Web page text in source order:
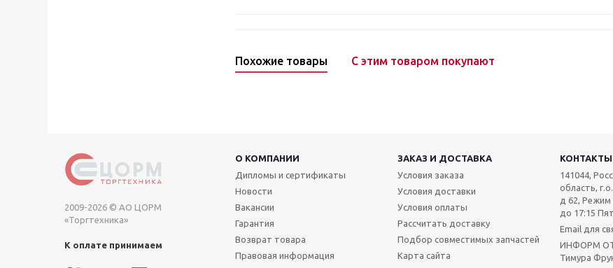
Похожие товары С этим товаром покупают
2009-2026 © АО ЦОРМ
«Торгтехника»
К оплате принимаем
О КОМПАНИИ ЗАКАЗ И ДОСТАВКА
КОНТАКТЫ
Дипломы и сертификаты
Новости
Вакансии
Гарантия
Возврат товара
Правовая информация
Условия заказа
Условия доставки
Условия оплаты
Рассчитать доставку
Подбор совместимых запчастей
Карта сайта
141044,
область,
д 62, Режим
до 17:15
Email для
ИНФОРМ
Тимура